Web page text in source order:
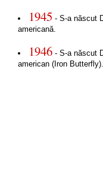
1945 - S-a născut
americană.
1946- S-a născut
american (Iron Butterfly).